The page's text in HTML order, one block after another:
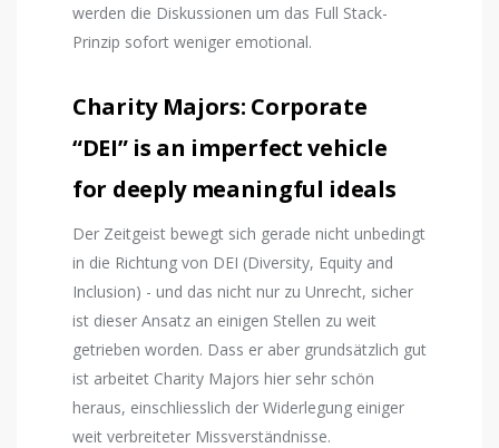
werden die Diskussionen um das Full Stack-
Prinzip sofort weniger emotional.
Charity Majors: Corporate
“DEI” is an imperfect vehicle
for deeply meaningful ideals
Der Zeitgeist bewegt sich gerade nicht unbedingt
in die Richtung von DEI (Diversity, Equity and
Inclusion) - und das nicht nur zu Unrecht, sicher
ist dieser Ansatz an einigen Stellen zu weit
getrieben worden. Dass er aber grundsätzlich gut
ist arbeitet Charity Majors hier sehr schön
heraus, einschliesslich der Widerlegung einiger
weit verbreiteter Missverständnisse.